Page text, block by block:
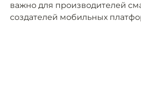
важно для производителей
создателей мобильных